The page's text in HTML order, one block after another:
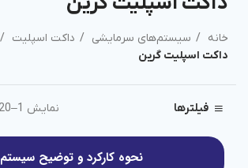
خانه سیستم‌های سرمایشی
داکت اسپلیت
داکت اسپلیت گرین
فیلترها نمایش 1–20 از 24 نتیجه
نحوه کارکرد و توضیح سیستم